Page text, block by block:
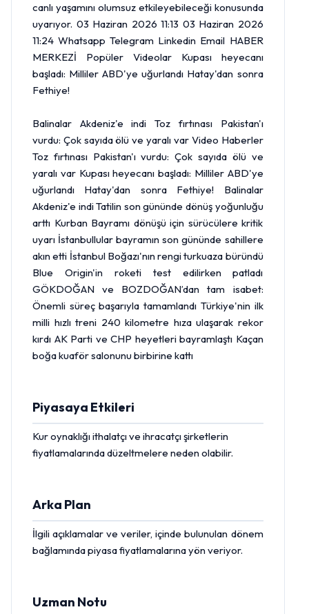
canlı yaşamını olumsuz etkileyebileceği konusunda
uyarıyor. 03 Haziran 2026 11:13 03 Haziran 2026
11:24 Whatsapp Telegram Linkedin Email HABER
MERKEZİ Popüler Videolar Kupası heyecanı
başladı: Milliler ABD'ye uğurlandı Hatay'dan sonra
Fethiye!
Balinalar Akdeniz'e indi Toz fırtınası Pakistan'ı
vurdu: Çok sayıda ölü ve yaralı var Video Haberler
Toz fırtınası Pakistan'ı vurdu: Çok sayıda ölü ve
yaralı var Kupası heyecanı başladı: Milliler ABD'ye
uğurlandı Hatay'dan sonra Fethiye! Balinalar
Akdeniz'e indi Tatilin son gününde dönüş yoğunluğu
arttı Kurban Bayramı dönüşü için sürücülere kritik
uyarı İstanbullular bayramın son gününde sahillere
akın etti İstanbul Boğazı'nın rengi turkuaza büründü
Blue Origin'in roketi test edilirken patladı
GÖKDOĞAN ve BOZDOĞAN’dan tam isabet:
Önemli süreç başarıyla tamamlandı Türkiye'nin ilk
milli hızlı treni 240 kilometre hıza ulaşarak rekor
kırdı AK Parti ve CHP heyetleri bayramlaştı Kaçan
boğa kuaför salonunu birbirine kattı
Piyasaya Etkileri
Kur oynaklığı ithalatçı ve ihracatçı şirketlerin
fiyatlamalarında düzeltmelere neden olabilir.
Arka Plan
İlgili açıklamalar ve veriler, içinde bulunulan dönem
bağlamında piyasa fiyatlamalarına yön veriyor.
Uzman Notu